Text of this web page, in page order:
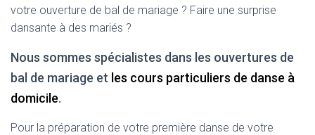
votre ouverture de bal de mariage ? Faire une surprise
dansante à des mariés ?
Nous sommes spécialistes dans les ouvertures de
bal de mariage et les cours particuliers de danse à
domicile.
Pour la préparation de votre première danse de votre